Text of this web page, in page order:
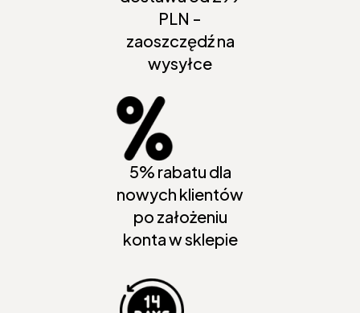
PLN -
zaoszczędź na
wysyłce
5% rabatu dla
nowych klientów
po założeniu
konta w sklepie